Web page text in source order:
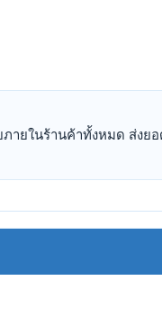
ายในร้านค้าทั้งหมด ส่งย